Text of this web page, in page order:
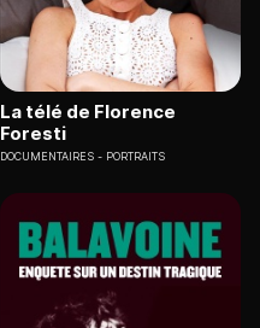
La télé de Florence
Foresti
DOCUMENTAIRES PORTRAITS